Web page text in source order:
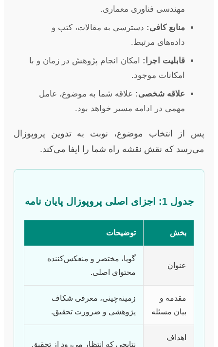
مهندسی فناوری معماری.
منابع کافی: دسترسی به مقالات، کتب و
داده‌های مرتبط.
قابلیت اجرا: امکان انجام پژوهش در زمان و با
امکانات موجود.
علاقه شخصی: علاقه شما به موضوع، عامل
مهمی در ادامه مسیر خواهد بود.
پس از انتخاب موضوع، نوبت به تدوین پروپوزال
می‌رسد که نقش نقشه راه شما را ایفا می‌کند.
جدول 1: اجزای اصلی پروپوزال پایان نامه
بخش توضیحات
عنوان
گویا، مختصر و منعکس‌کننده
محتوای اصلی.
مقدمه و
بیان مسئله
زمینه‌چینی، معرفی شکاف
پژوهشی و ضرورت تحقیق.
اهداف
نتایجی که انتظار می‌رود از تحقیق